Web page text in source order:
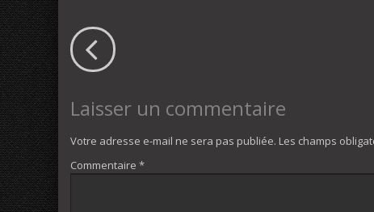
Laisser un commentaire
Votre adresse e-mail ne sera pas publiée. Les champs
Commentaire *